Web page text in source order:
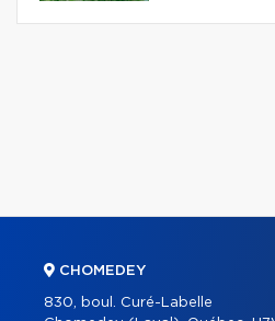
CHOMEDEY
830, boul. Curé-Labelle